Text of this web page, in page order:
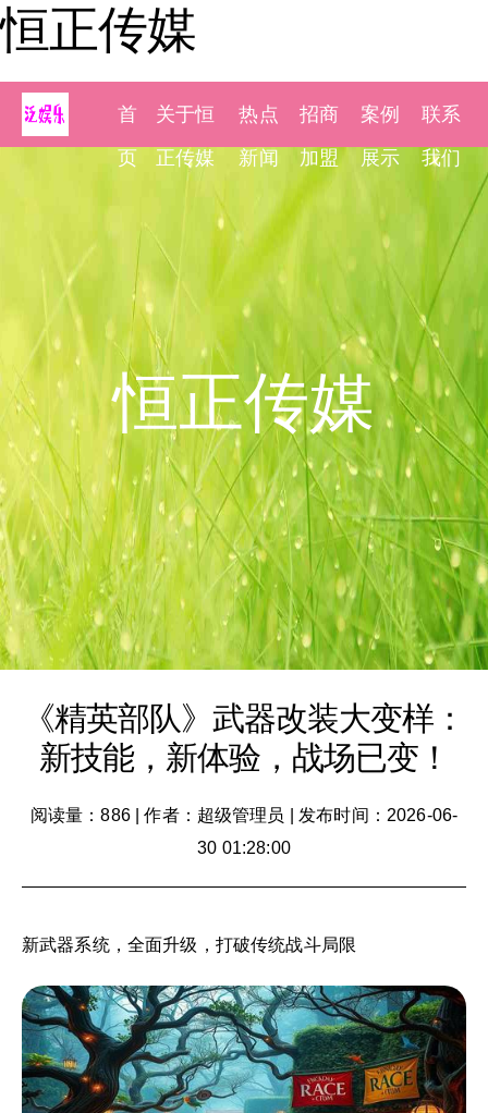
恒正传媒
首
页
关于恒
正传媒
热点
新闻
招商
加盟
案例
展示
联系
我们
恒正传媒
《精英部队》武器改装大变样：
新技能，新体验，战场已变！
阅读量：886|作者：超级管理员
发布时间：2026-06-
30 01:28:00
新武器系统，全面升级，打破传统战斗局限